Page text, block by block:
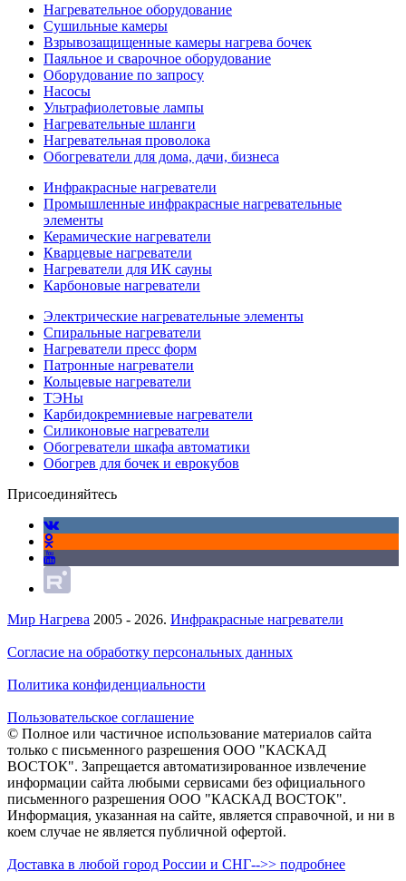
Нагревательное оборудование
Сушильные камеры
Взрывозащищенные камеры нагрева бочек
Паяльное и сварочное оборудование
Оборудование по запросу
Насосы
Ультрафиолетовые лампы
Нагревательные шланги
Нагревательная проволока
Обогреватели для дома, дачи, бизнеса
Инфракрасные нагреватели
Промышленные инфракрасные нагревательные
элементы
Керамические нагреватели
Кварцевые нагреватели
Нагреватели для ИК сауны
Карбоновые нагреватели
Электрические нагревательные элементы
Спиральные нагреватели
Нагреватели пресс форм
Патронные нагреватели
Кольцевые нагреватели
ТЭНы
Карбидокремниевые нагреватели
Силиконовые нагреватели
Обогреватели шкафа автоматики
Обогрев для бочек и еврокубов
Присоединяйтесь
Мир Нагрева 2005 - 2026. Инфракрасные нагреватели
Согласие на обработку персональных данных
Политика конфиденциальности
Пользовательское соглашение
© Полное или частичное использование материалов сайта
только с письменного разрешения ООО "КАСКАД
ВОСТОК". Запрещается автоматизированное извлечение
информации сайта любыми сервисами без официального
письменного разрешения ООО "КАСКАД ВОСТОК".
Информация, указанная на сайте, является справочной, и ни в
коем случае не является публичной офертой.
Доставка в любой город России и СНГ-->> подробнее